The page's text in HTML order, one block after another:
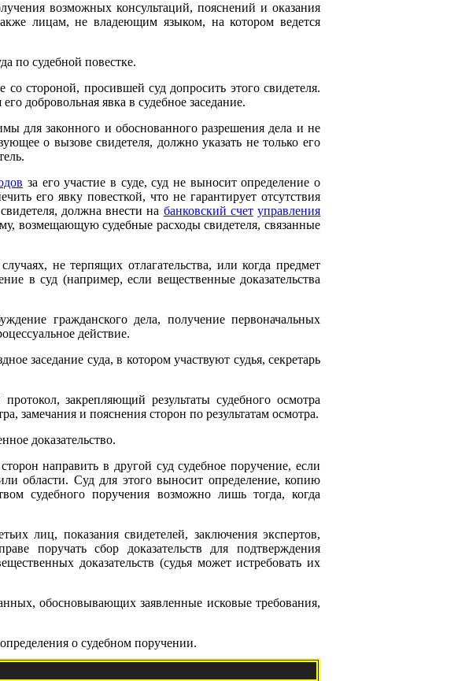
возможных консультаций, пояснений и оказания
лицам, не владеющим языком, на котором ведется
по судебной повестке.
со стороной, просившей суд допросить этого свидетеля.
добровольная явка в судебное заседание.
для законного и обоснованного разрешения дела и не
о вызове свидетеля, должно указать не только его
за его участие в суде, суд не выносит определение о
его явку повесткой, что не гарантирует отсутствия
должна внести на банковский счет управления
возмещающую судебные расходы свидетеля, связанные
не терпящих отлагательства, или когда предмет
в суд (например, если вещественные доказательства
гражданского дела, получение первоначальных
действие.
заседание суда, в котором участвуют судья, секретарь
закрепляющий результаты судебного осмотра
замечания и пояснения сторон по результатам осмотра.
доказательство.
направить в другой суд судебное поручение, если
области. Суд для этого выносит определение, копию
судебного поручения возможно лишь тогда, когда
лиц, показания свидетелей, заключения экспертов,
поручать сбор доказательств для подтверждения
доказательств (судья может истребовать их
обосновывающих заявленные исковые требования,
о судебном поручении.